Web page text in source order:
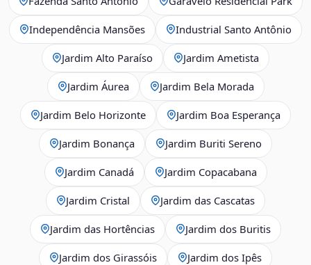
Independência Mansões Industrial Santo Antônio
Jardim Alto Paraíso Jardim Ametista
Jardim Áurea Jardim Bela Morada
Jardim Belo Horizonte Jardim Boa Esperança
Jardim Bonança Jardim Buriti Sereno
Jardim Canadá Jardim Copacabana
Jardim Cristal Jardim das Cascatas
Jardim das Hortências Jardim dos Buritis
Jardim dos Girassóis Jardim dos Ipês